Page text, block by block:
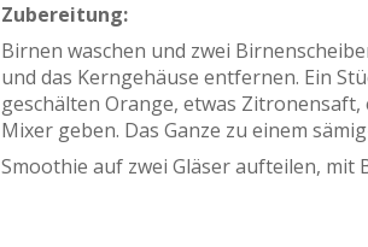
Zubereitung:
Birnen waschen und zwei
und das Kerngehäuse entfernen. Ein
geschälten Orange, etwas
Mixer geben. Das Ganze zu einem
Smoothie auf zwei Gläser aufteilen,